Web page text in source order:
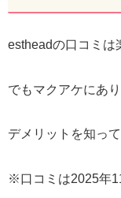
estheadの口コミは
でもマクアケにあり
デメリットを知っ
※口コミは2025年